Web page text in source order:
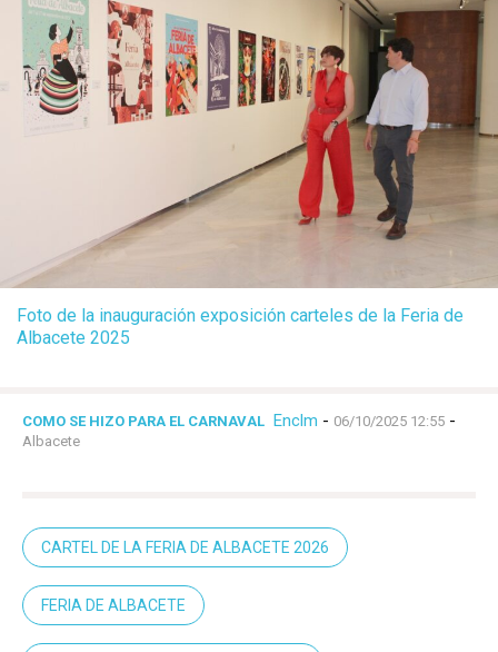
Foto de la inauguración exposición carteles de la Feria de
Albacete 2025
COMO SE HIZO PARA EL CARNAVAL Enclm - 06/10/2025 12:55 -
Albacete
CARTEL DE LA FERIA DE ALBACETE 2026
FERIA DE ALBACETE